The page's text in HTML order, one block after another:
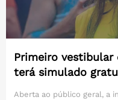
Primeiro vestibular
terá simulado
Aberta ao público geral, a